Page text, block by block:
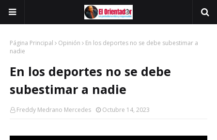
Página Principal Opinión
En los deportes no se debe subestimar a
nadie
En los deportes no se debe
subestimar a nadie
Freddy Medrano Mercedes Octubre 14, 2023